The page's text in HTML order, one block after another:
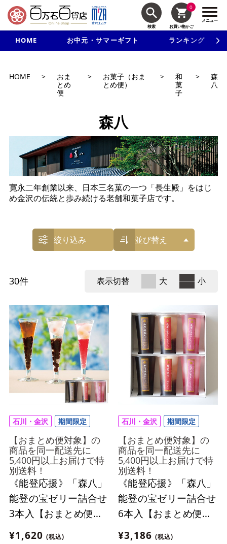
検索
0
お買い物かご
メニュー
HOME お中元・サマーギフト ランキング
新規入会で3千円以上で使える500円クーポンを進呈！
HOME >
おま
とめ
便
>
お菓子（おま
とめ便）
>
和
菓
子
>
森
八
森八
寛永二年創業以来、日本三名菓の一つ「長生殿」をはじ
め金沢の伝統と歩み続ける老舗和菓子店です。
絞り込み 並び替え
30件 表示切替 大 小
石川・金沢 期間限定
【おまとめ便対象】の
商品を同一配送先に
5,400円以上お届けで特
別送料！
《能登応援》「森八」
能登の宝ゼリー詰合せ
3本入【おまとめ便対
象】
¥1,620 (税込)
石川・金沢 期間限定
【おまとめ便対象】の
商品を同一配送先に
5,400円以上お届けで特
別送料！
《能登応援》「森八」
能登の宝ゼリー詰合せ
6本入【おまとめ便対
象】
¥3,186 (税込)